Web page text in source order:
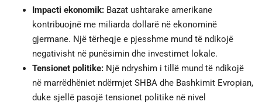
Impacti ekonomik: Bazat ushtarake amerikane
kontribuojnë me miliarda dollarë në ekonominë
gjermane. Një tërheqje e pjesshme mund të ndikojë
negativisht në punësimin dhe investimet lokale.
Tensionet politike: Një ndryshim i tillë mund të ndikojë
në marrëdhëniet ndërmjet SHBA dhe Bashkimit Evropian,
duke sjellë pasojë tensionet politike në nivel